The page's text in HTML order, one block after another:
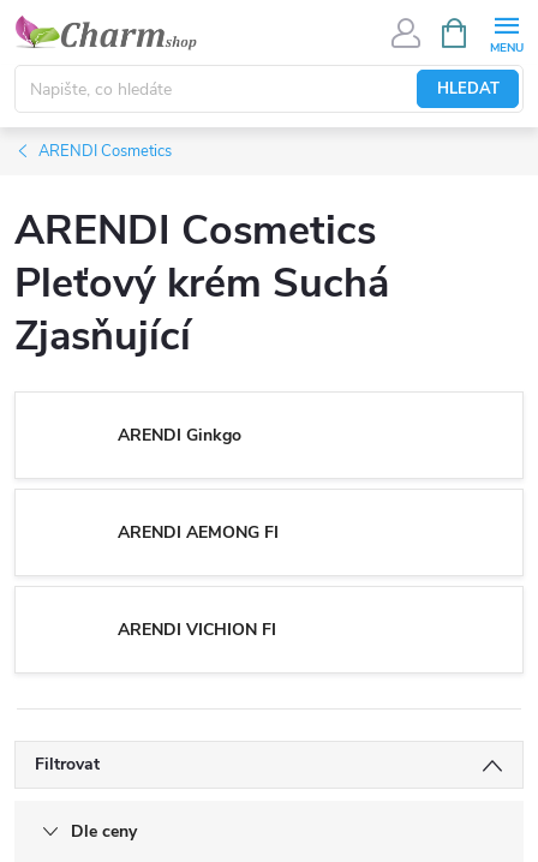
Přejít
obsah
HLEDAT
NÁKUPNÍ
KOŠÍK
ARENDI Cosmetics
ARENDI Cosmetics
Pleťový krém Suchá
Zjasňující
ARENDI Ginkgo
ARENDI AEMONG FI
ARENDI VICHION FI
Filtrovat
Dle ceny